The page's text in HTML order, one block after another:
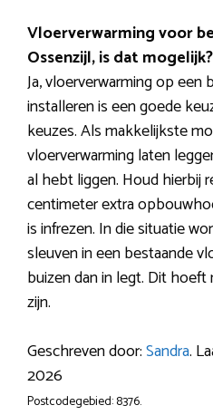
Vloerverwarming voor
Ossenzijl, is dat mogelijk?
Ja, vloerverwarming op een
installeren is een goede
keuzes. Als makkelijkste
vloerverwarming laten
al hebt liggen. Houd hierbij
centimeter extra
is infrezen. In die situatie
sleuven in een bestaande
buizen dan in legt. Dit
zijn.
Geschreven door:Sandra.
2026
Postcodegebied: 8376.